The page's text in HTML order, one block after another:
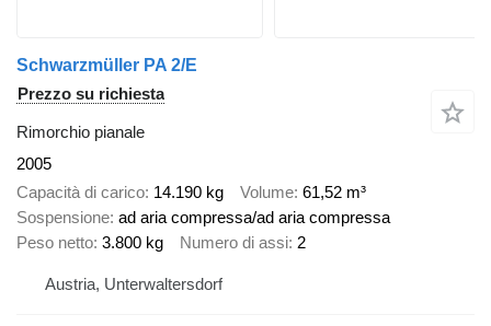
Schwarzmüller PA 2/E
Prezzo su richiesta
Rimorchio pianale
2005
Capacità di carico 14.190 kg Volume 61,52 m³
Sospensione ad aria compressa/ad aria compressa
Peso netto 3.800 kg Numero di assi 2
Austria, Unterwaltersdorf